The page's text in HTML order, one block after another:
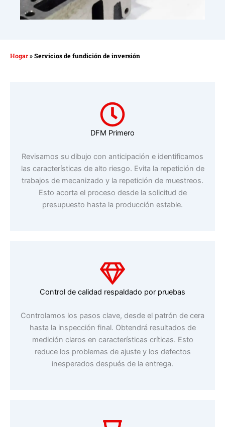
Hogar»Servicios de fundición de inversión
DFM Primero
Revisamos su dibujo con anticipación e identificamos
las características de alto riesgo. Evita la repetición de
trabajos de mecanizado y la repetición de muestreos.
Esto acorta el proceso desde la solicitud de
presupuesto hasta la producción estable.
Control de calidad respaldado por pruebas
Controlamos los pasos clave, desde el patrón de cera
hasta la inspección final. Obtendrá resultados de
medición claros en características críticas. Esto
reduce los problemas de ajuste y los defectos
inesperados después de la entrega.